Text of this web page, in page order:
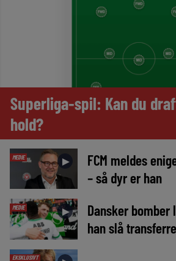
Superliga-spil: Kan du
hold?
MEDIE ►
FCM meldes
– så dyr er han
MEDIE ►
Dansker bomber
han slå
EKSKLUSIVT